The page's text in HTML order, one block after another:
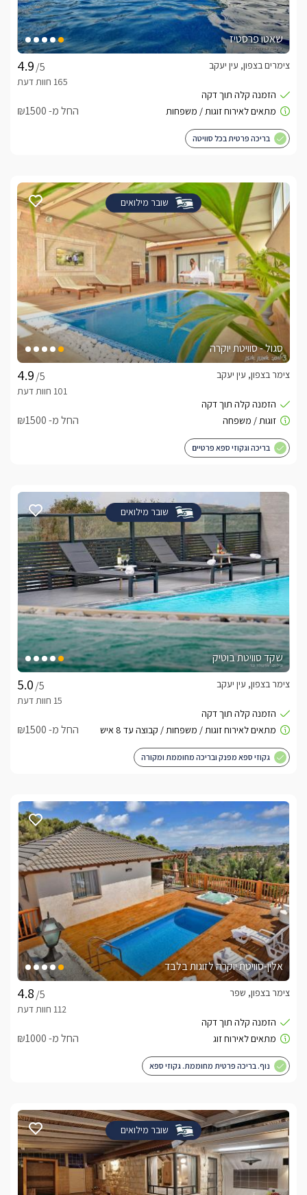
שאטו פרסטיז
/5
צימרים בצפון, עין יעקב
החל מ- ₪1500
בריכה פרטית בכל סוויטה
שובר מילואים
סגול - סוויטת יוקרה
/5
צימר בצפון, עין יעקב
החל מ- ₪1500
בריכה וגקוזי ספא פרטיים
שובר מילואים
שקד סוויטת בוטיק
/5
צימר בצפון, עין יעקב
החל מ- ₪1500
גקוזי ספא מפנק ובריכה מחוממת ומקורה
אלין-סוויטת יוקרה לזוגות בלבד
/5
צימר בצפון, שפר
החל מ- ₪1000
נוף. בריכה פרטית מחוממת. גקוזי ספא
שובר מילואים